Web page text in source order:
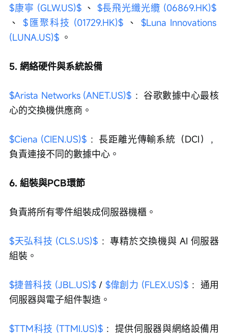
$康寧 (GLW.US)$ 、 $長飛光纖光纜 (06869.HK)$
、 $匯聚科技 (01729.HK)$ 、 $Luna Innovations
(LUNA.US)$ 。
5. 網絡硬件與系統設備
$Arista Networks (ANET.US)$ ：谷歌數據中心最核
心的交換機供應商。
$Ciena (CIEN.US)$ ：長距離光傳輸系統（DCI），
負責連接不同的數據中心。
6. 組裝與PCB環節
負責將所有零件組裝成伺服器機櫃。
$天弘科技 (CLS.US)$ ：專精於交換機與 AI 伺服器
組裝。
$捷普科技 (JBL.US)$ / $偉創力 (FLEX.US)$ ：通用
伺服器與電子組件製造。
$TTM科技 (TTMI.US)$ ：提供伺服器與網絡設備用